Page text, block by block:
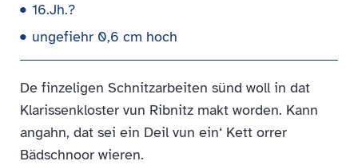
16.Jh.?
ungefiehr 0,6 cm hoch
De finzeligen Schnitzarbeiten sünd woll in dat
Klarissenkloster vun Ribnitz makt worden. Kann
angahn, dat sei ein Deil vun ein‘ Kett orrer
Bädschnoor wieren.